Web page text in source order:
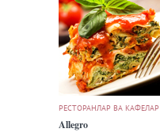
РЕСТОРАНЛАР ВА КАФЕЛАР
Allegro